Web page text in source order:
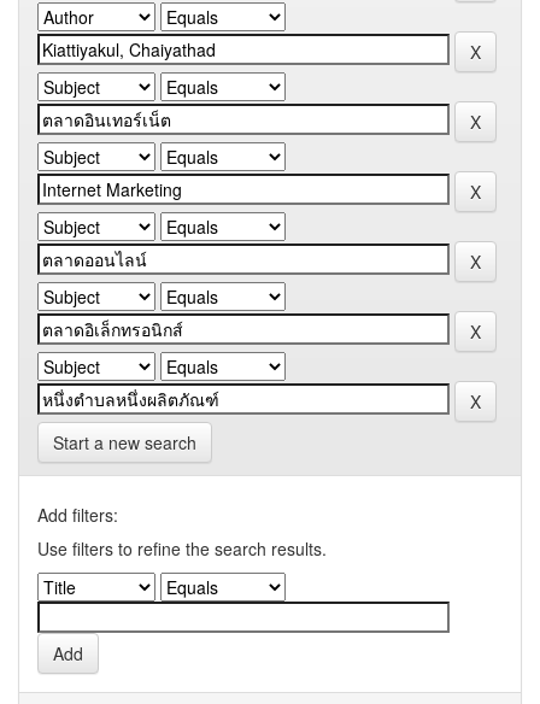
Start a new search
Add filters:
Use filters to refine the search results.